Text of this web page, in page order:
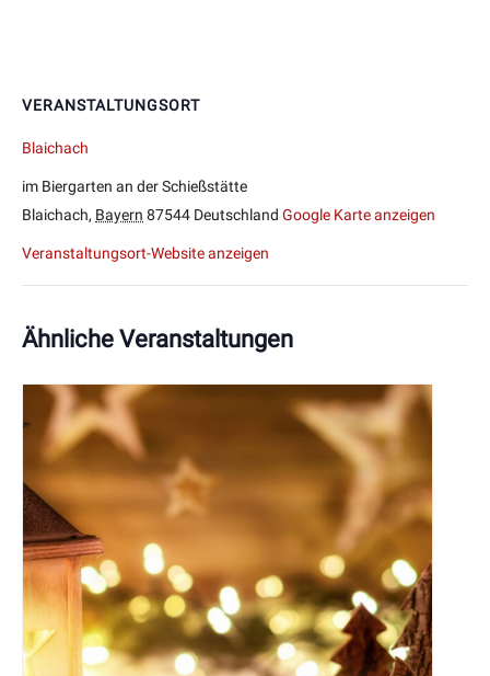
VERANSTALTUNGSORT
Blaichach
im Biergarten an der Schießstätte
Blaichach, Bayern 87544 Deutschland Google Karte anzeigen
Veranstaltungsort-Website anzeigen
Ähnliche Veranstaltungen